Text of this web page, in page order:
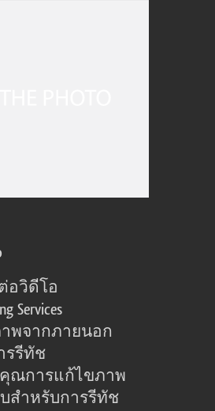
อวิดีโอ
Services
พจากภายนอก
รรีทัช
ณการแก้ไขภาพ
สำหรับการรีทัช